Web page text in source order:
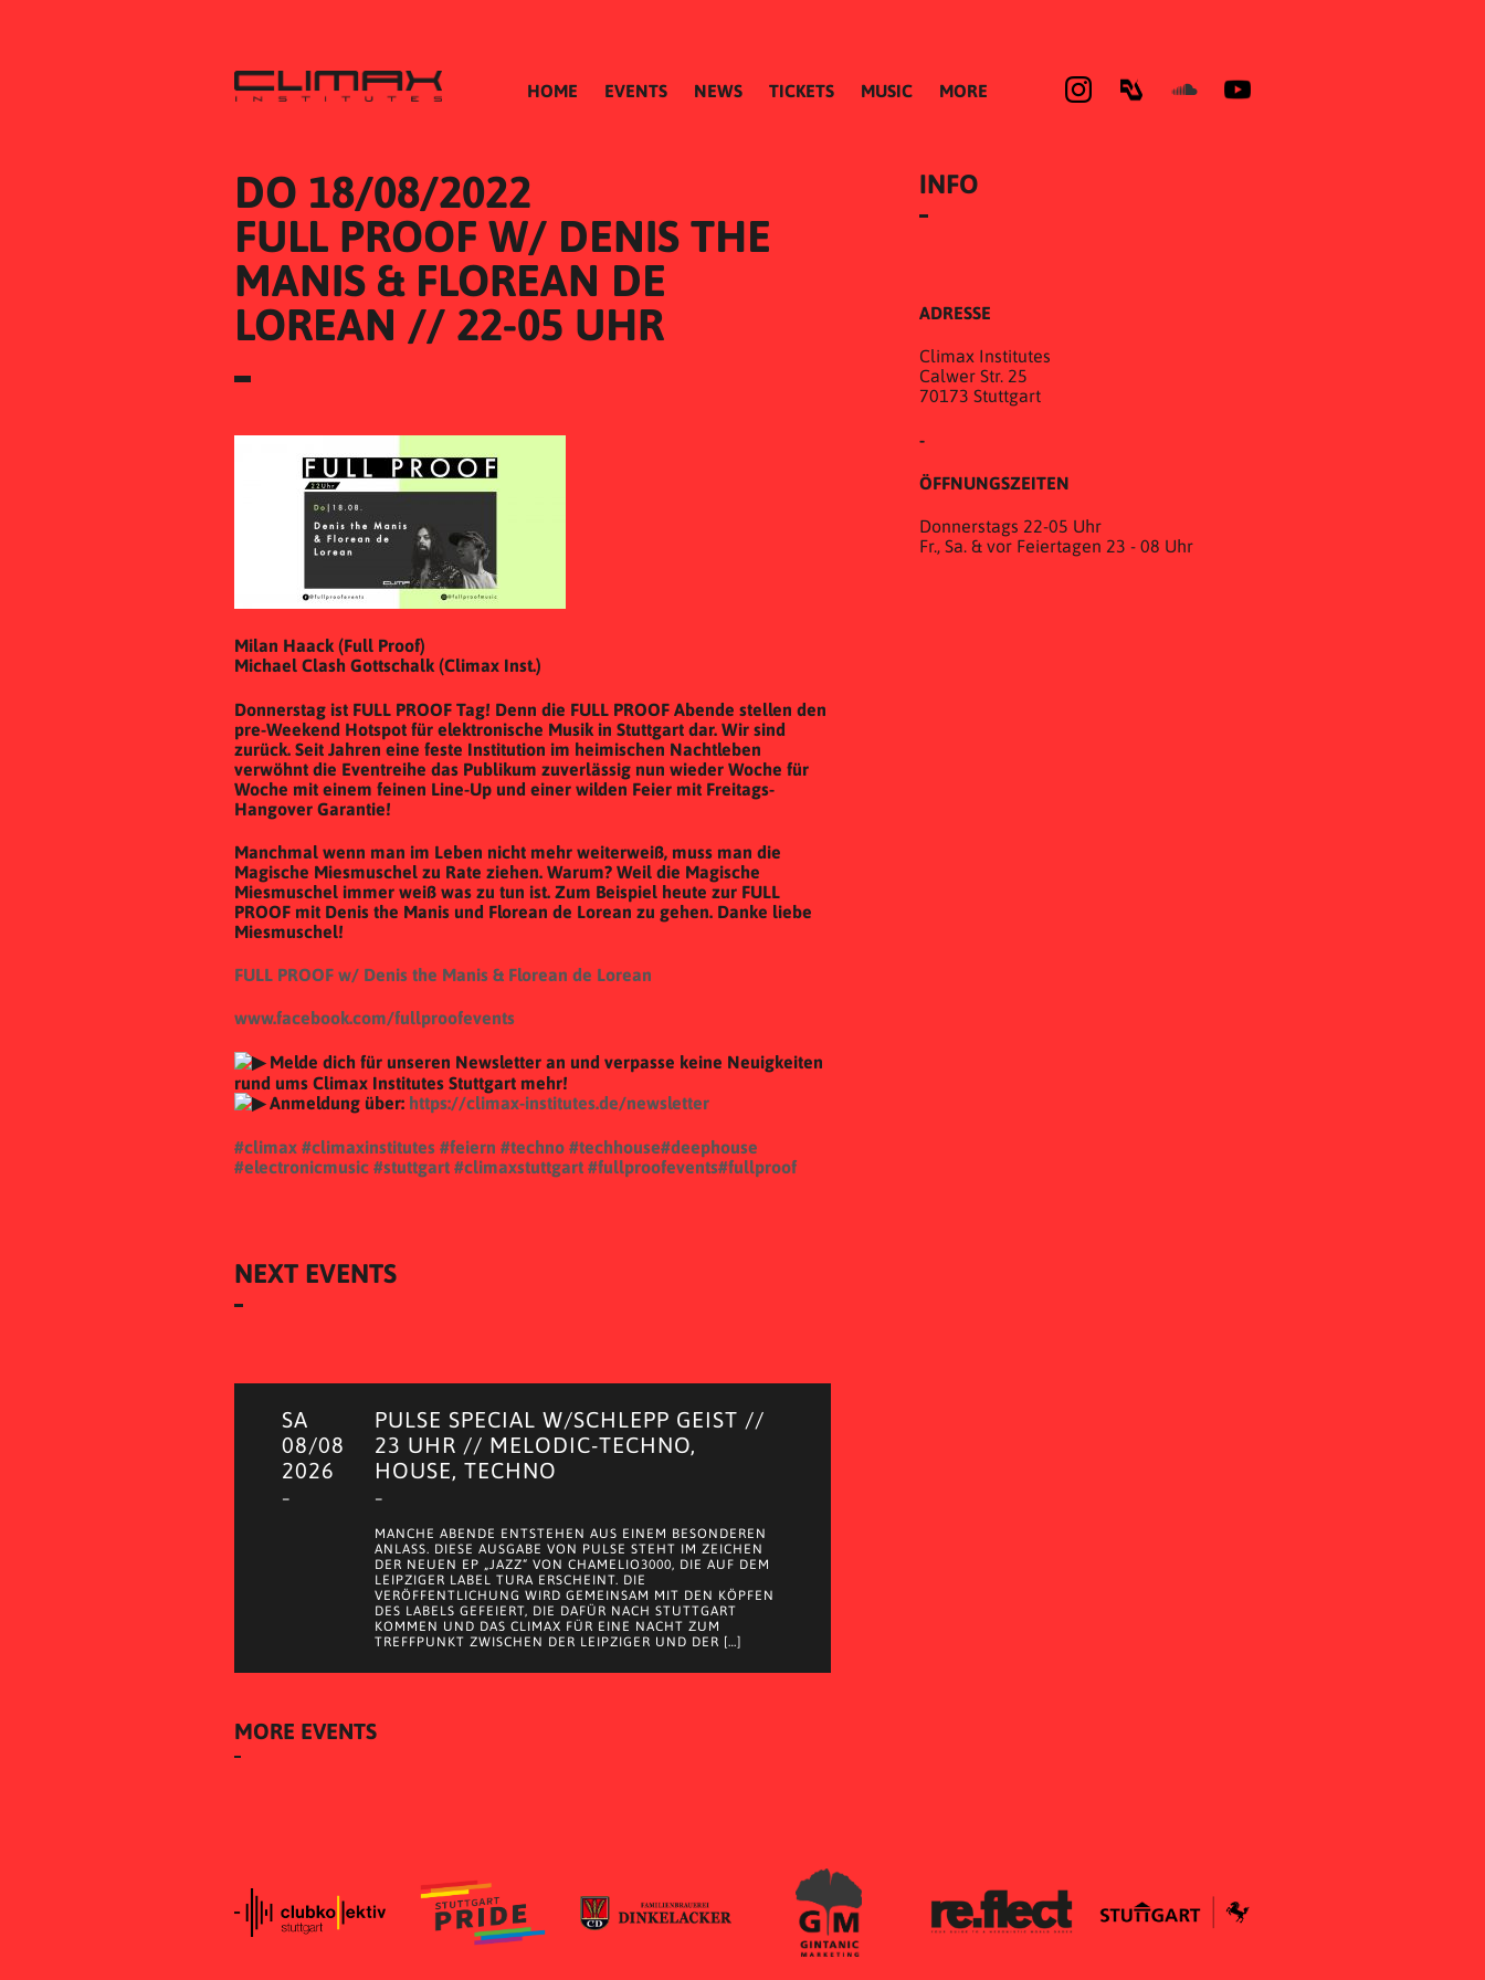
HOME EVENTS NEWS TICKETS MUSIC MORE
DO 18/08/2022
FULL PROOF W/ DENIS THE
MANIS & FLOREAN DE
LOREAN // 22-05 UHR
Milan Haack (Full Proof)
Michael Clash Gottschalk (Climax Inst.)
Donnerstag ist FULL PROOF Tag! Denn die FULL PROOF Abende stellen den
pre-Weekend Hotspot für elektronische Musik in Stuttgart dar. Wir sind
zurück. Seit Jahren eine feste Institution im heimischen Nachtleben
verwöhnt die Eventreihe das Publikum zuverlässig nun wieder Woche für
Woche mit einem feinen Line-Up und einer wilden Feier mit Freitags-
Hangover Garantie!
Manchmal wenn man im Leben nicht mehr weiterweiß, muss man die
Magische Miesmuschel zu Rate ziehen. Warum? Weil die Magische
Miesmuschel immer weiß was zu tun ist. Zum Beispiel heute zur FULL
PROOF mit Denis the Manis und Florean de Lorean zu gehen. Danke liebe
Miesmuschel!
FULL PROOF w/ Denis the Manis & Florean de Lorean
www.facebook.com/fullproofevents
Melde dich für unseren Newsletter an und verpasse keine Neuigkeiten
rund ums Climax Institutes Stuttgart mehr!
Anmeldung über: https://climax-institutes.de/newsletter
#climax #climaxinstitutes #feiern #techno #techhouse#deephouse
#electronicmusic #stuttgart #climaxstuttgart #fullproofevents#fullproof
NEXT EVENTS
SA
08/08
2026
–
PULSE SPECIAL W/SCHLEPP GEIST //
23 UHR // MELODIC-TECHNO,
HOUSE, TECHNO
–
MANCHE ABENDE ENTSTEHEN AUS EINEM BESONDEREN
ANLASS. DIESE AUSGABE VON PULSE STEHT IM ZEICHEN
DER NEUEN EP „JAZZ“ VON CHAMELIO3000, DIE AUF DEM
LEIPZIGER LABEL TURA ERSCHEINT. DIE
VERÖFFENTLICHUNG WIRD GEMEINSAM MIT DEN KÖPFEN
DES LABELS GEFEIERT, DIE DAFÜR NACH STUTTGART
KOMMEN UND DAS CLIMAX FÜR EINE NACHT ZUM
TREFFPUNKT ZWISCHEN DER LEIPZIGER UND DER […]
MORE EVENTS
INFO
ADRESSE
Climax Institutes
Calwer Str. 25
70173 Stuttgart
-
ÖFFNUNGSZEITEN
Donnerstags 22-05 Uhr
Fr., Sa. & vor Feiertagen 23 - 08 Uhr